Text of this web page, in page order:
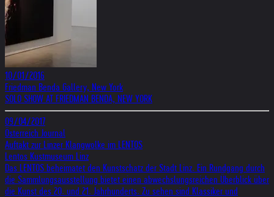
10/01/2016
Friedman Benda Gallery, New York
SOLO SHOW AT FRIEDMAN BENDA, NEW YORK
09/04/2017
Österreich Journal
Auftakt zur Linzer Klangwolke im LENTOS
Lentos Kustmuseum Linz
Das LENTOS beheimatet den Kunstschatz der Stadt Linz. Ein Rundgang durch
die Sammlungsausstellung bietet einen abwechslungsreichen Überblick über
die Kunst des 20. und 21. Jahrhunderts. Zu sehen sind Klassiker und